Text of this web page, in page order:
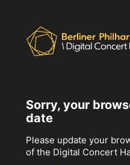
Sorry, your
date
Please update your
of the Digital Concert